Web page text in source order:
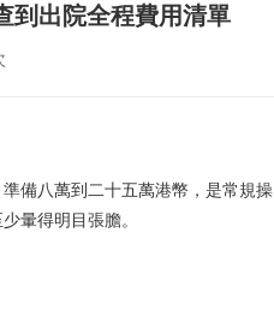
到出院全程費用清單
備八萬到二十五萬港幣，是常規操
暈得明目張膽。